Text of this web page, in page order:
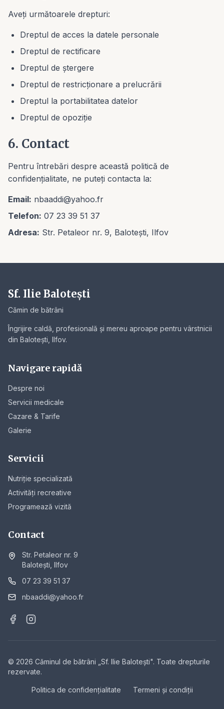
Aveți următoarele drepturi:
Dreptul de acces la datele personale
Dreptul de rectificare
Dreptul de ștergere
Dreptul de restricționare a prelucrării
Dreptul la portabilitatea datelor
Dreptul de opoziție
6. Contact
Pentru întrebări despre această politică de
confidențialitate, ne puteți contacta la:
Email: nbaaddi@yahoo.fr
Telefon: 07 23 39 51 37
Adresa: Str. Petaleor nr. 9, Balotești, Ilfov
Sf. Ilie Balotești
Cămin de bătrâni
Îngrijire caldă, profesională și mereu aproape pentru vârstnicii
din Balotești, Ilfov.
Navigare rapidă
Despre noi
Servicii medicale
Cazare & Tarife
Galerie
Servicii
Nutriție specializată
Activități recreative
Programează vizită
Contact
Str. Petaleor nr. 9
Balotești, Ilfov
07 23 39 51 37
nbaaddi@yahoo.fr
© 2026 Căminul de bătrâni „Sf. Ilie Balotești". Toate drepturile
rezervate.
Politica de confidențialitate Termeni și condiții